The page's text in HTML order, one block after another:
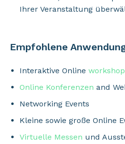
Ihrer Veranstaltung
Empfohlene
Interaktive Online
Online Konferenzen and
Networking Events
Kleine sowie große Online
Virtuelle Messen und